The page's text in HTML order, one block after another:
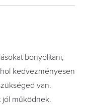
bonyolítani,
kedvezményesen
van.
jól működnek.